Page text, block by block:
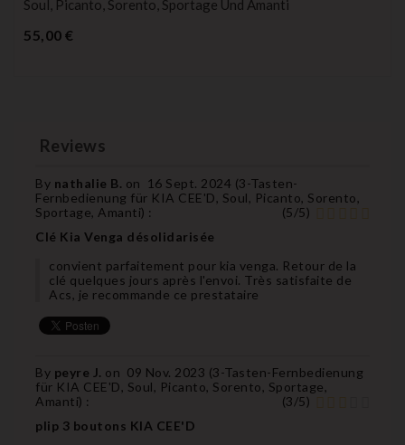
Soul, Picanto, Sorento, Sportage Und Amanti
55,00 €
Reviews
By nathalie B. on 16 Sept. 2024 (3-Tasten-
Fernbedienung für KIA CEE'D, Soul, Picanto, Sorento,
Sportage, Amanti) : (5/5)
Clé Kia Venga désolidarisée
convient parfaitement pour kia venga. Retour de la
clé quelques jours après l'envoi. Très satisfaite de
Acs, je recommande ce prestataire
By peyre J. on 09 Nov. 2023 (3-Tasten-Fernbedienung
für KIA CEE'D, Soul, Picanto, Sorento, Sportage,
Amanti) : (3/5)
plip 3 boutons KIA CEE'D